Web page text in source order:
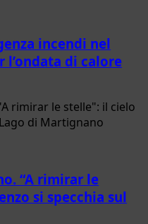
incendi nel
di calore
“A rimirar le
si specchia sul